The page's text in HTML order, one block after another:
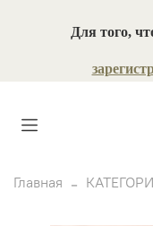
Для того,
Главная